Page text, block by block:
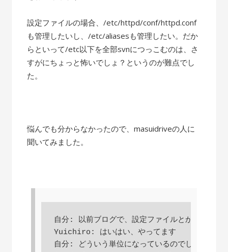
設定ファイルの場合、/etc/httpd/conf/httpd.conf
も管理したいし、/etc/aliasesも管理したい。だか
らといって/etc以下を全部svnにつっこむのは、さ
すがにちょっと怖いでしょ？というのが難点でし
た。
悩んでも分からなかったので、masuidriveの人に
聞いてみました。
自分: 以前ブログで、設定ファイルとかもsvnで
Yuichiro: はいはい、やってます
自分: どういう単位になっているのでしょう?